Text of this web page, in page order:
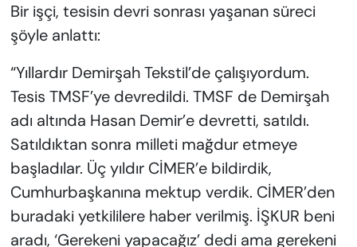
Bir işçi, tesisin devri sonrası yaşanan süreci
şöyle anlattı:
“Yıllardır Demirşah Tekstil’de çalışıyordum.
Tesis TMSF’ye devredildi. TMSF de Demirşah
adı altında Hasan Demir’e devretti, satıldı.
Satıldıktan sonra milleti mağdur etmeye
başladılar. Üç yıldır CİMER’e bildirdik,
Cumhurbaşkanına mektup verdik. CİMER’den
buradaki yetkililere haber verilmiş. İŞKUR beni
aradı, ‘Gerekeni yapacağız’ dedi ama gerekeni